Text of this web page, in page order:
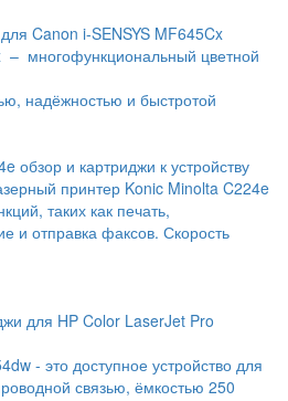
Canon i-SENSYS MF645Cx
– многофункциональный цветной
надёжностью и быстротой
обзор и картриджи к устройству
принтер Konic Minolta C224e
таких как печать,
и отправка факсов. Скорость
для HP Color LaserJet Pro
- это доступное устройство для
связью, ёмкостью 250